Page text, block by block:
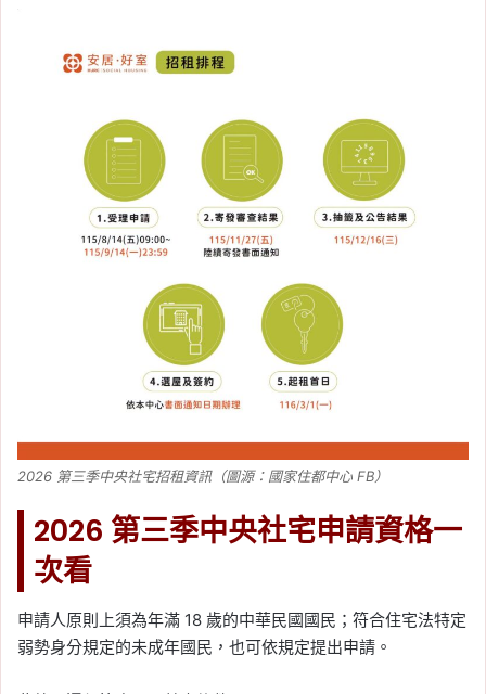
2026 第三季中央社宅招租資訊（圖源：國家住都中心 FB）
2026 第三季中央社宅申請資格一
次看
申請人原則上須為年滿 18 歲的中華民國國民；符合住宅法特定
弱勢身分規定的未成年國民，也可依規定提出申請。